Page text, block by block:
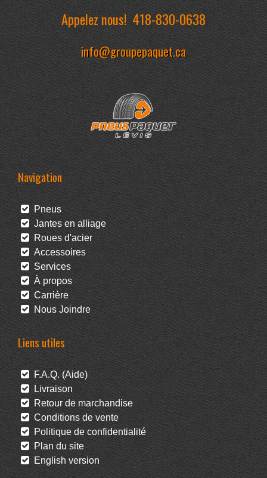
Appelez nous!418-830-0638
info@groupepaquet.ca
Navigation
Pneus
Jantes en alliage
Roues d'acier
Accessoires
Services
À propos
Carrière
Nous Joindre
Liens utiles
F.A.Q. (Aide)
Livraison
Retour de marchandise
Conditions de vente
Politique de confidentialité
Plan du site
English version